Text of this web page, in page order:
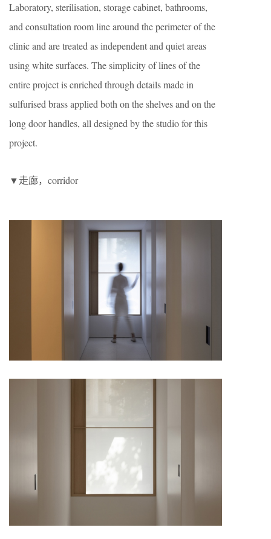
Laboratory, sterilisation, storage cabinet, bathrooms,
and consultation room line around the perimeter of the
clinic and are treated as independent and quiet areas
using white surfaces. The simplicity of lines of the
entire project is enriched through details made in
sulfurised brass applied both on the shelves and on the
long door handles, all designed by the studio for this
project.
▼走廊，corridor